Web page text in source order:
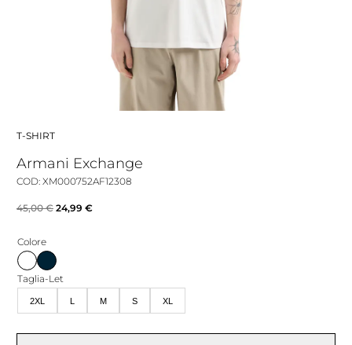
T-SHIRT
Armani Exchange
COD: XM000752AF12308
45,00€ Il
originale
era:
45,00 €.
24,99 €Il
24,99 €.
Colore
Taglia-Let
2XL L M S XL